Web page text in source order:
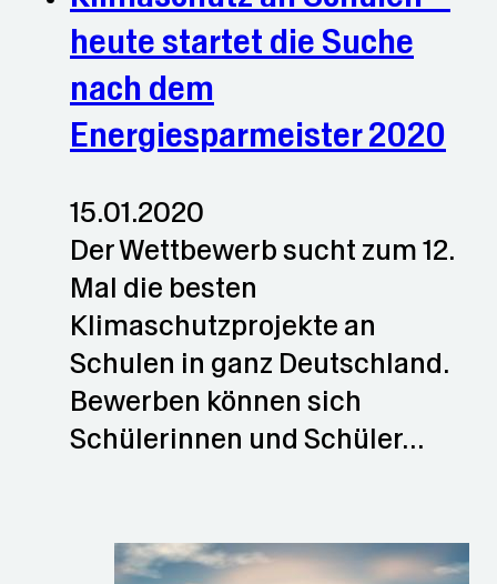
heute startet die Suche
nach dem
Energiesparmeister 2020
15.01.2020
Der Wettbewerb sucht zum 12.
Mal die besten
Klimaschutzprojekte an
Schulen in ganz Deutschland.
Bewerben können sich
Schülerinnen und Schüler…